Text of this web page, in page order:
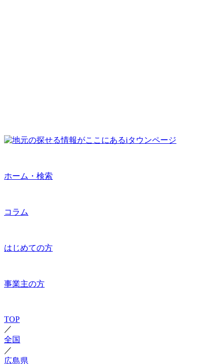
ホーム・検索
コラム
はじめての方
事業主の方
TOP
／
全国
／
広島県